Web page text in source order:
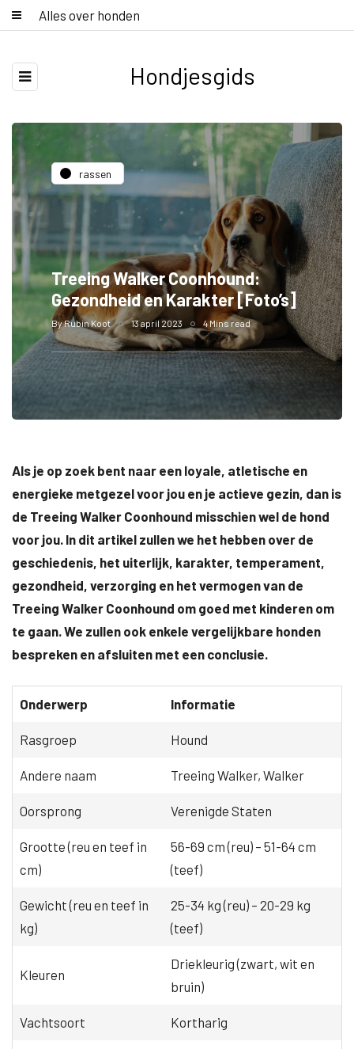
Alles over honden
Hondjesgids
rassen
Treeing Walker Coonhound:
Gezondheid en Karakter [Foto’s]
ByRubin Koot 13 april 2023 4 Mins read
Als je op zoek bent naar een loyale, atletische en
energieke metgezel voor jou en je actieve gezin, dan is
de Treeing Walker Coonhound misschien wel de hond
voor jou. In dit artikel zullen we het hebben over de
geschiedenis, het uiterlijk, karakter, temperament,
gezondheid, verzorging en het vermogen van de
Treeing Walker Coonhound om goed met kinderen om
te gaan. We zullen ook enkele vergelijkbare honden
bespreken en afsluiten met een conclusie.
Onderwerp Informatie
Rasgroep Hound
Andere naam Treeing Walker, Walker
Oorsprong Verenigde Staten
Grootte (reu en teef in
cm)
56-69 cm (reu) – 51-64 cm
(teef)
Gewicht (reu en teef in
kg)
25-34 kg (reu) – 20-29 kg
(teef)
Kleuren
Driekleurig (zwart, wit en
bruin)
Vachtsoort Kortharig